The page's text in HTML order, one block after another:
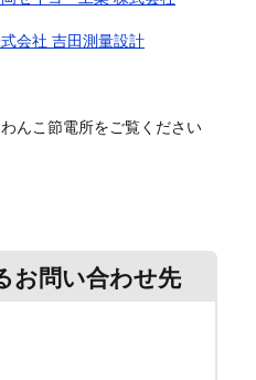
会社 吉田測量設計
んこ節電所をご覧ください
お問い合わせ先